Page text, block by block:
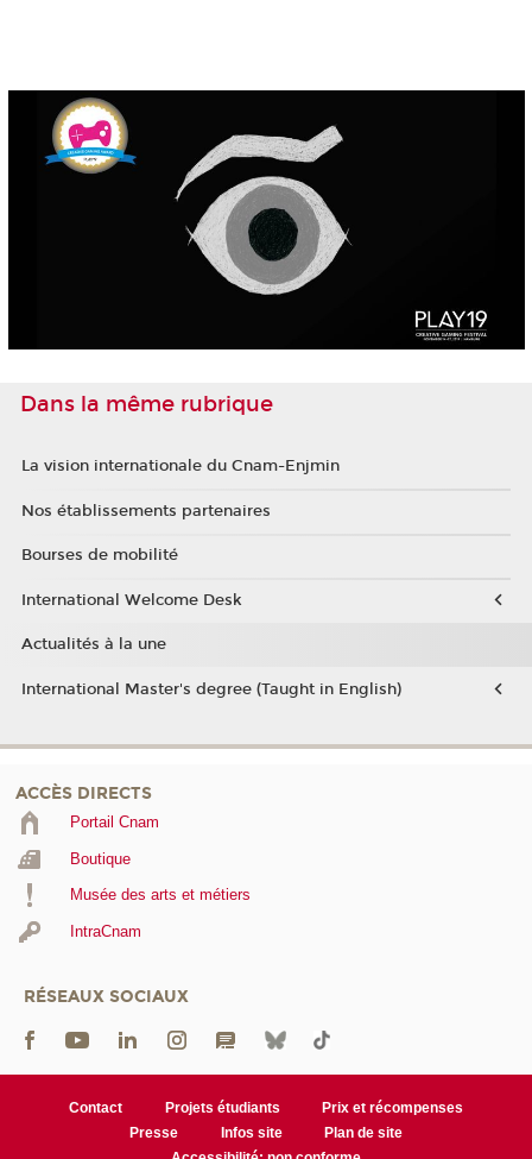
Dans la même rubrique
La vision internationale du Cnam-Enjmin
Nos établissements partenaires
Bourses de mobilité
International Welcome Desk
Actualités à la une
International Master's degree (Taught in English)
ACCÈS DIRECTS
Portail Cnam
Boutique
Musée des arts et métiers
IntraCnam
RÉSEAUX SOCIAUX
Contact Projets étudiants
Prix et récompenses
Presse
Infos site
Plan de site